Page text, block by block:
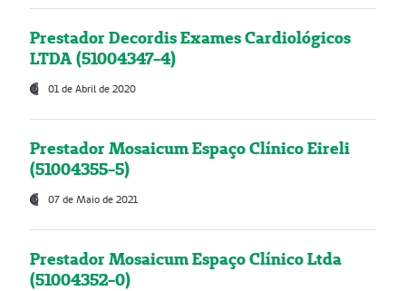
Prestador Decordis Exames Cardiológicos
LTDA (51004347-4)
01 de Abril de 2020
Prestador Mosaicum Espaço Clínico Eireli
(51004355-5)
07 de Maio de 2021
Prestador Mosaicum Espaço Clínico Ltda
(51004352-0)